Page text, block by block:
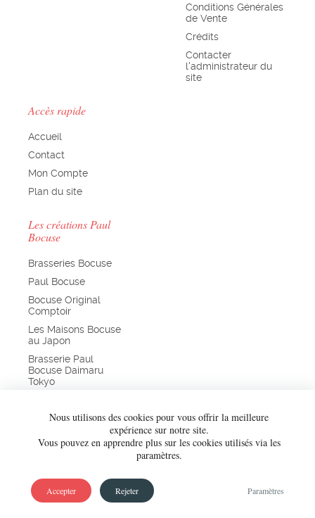
Conditions Générales
de Vente
Crédits
Contacter
l'administrateur du
site
Accès rapide
Accueil
Contact
Mon Compte
Plan du site
Les créations Paul
Bocuse
Brasseries Bocuse
Paul Bocuse
Bocuse Original
Comptoir
Les Maisons Bocuse
au Japon
Brasserie Paul
Bocuse Daimaru
Tokyo
Bocuse d’Or
Nous utilisons des cookies pour vous offrir la meilleure
expérience sur notre site.
Vous pouvez en apprendre plus sur les cookies utilisés via les
paramètres.
Accepter Rejeter Paramètres